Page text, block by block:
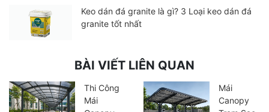
Keo dán đá granite là gì? 3 Loại keo dán đá
granite tốt nhất
BÀI VIẾT LIÊN QUAN
Thi Công
Mái
Mái
Canopy